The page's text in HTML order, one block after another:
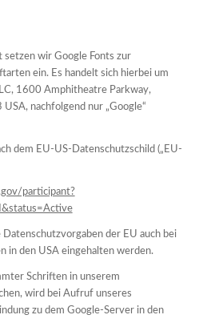
wir Google Fonts zur
ein. Es handelt sich hierbei um
1600 Amphitheatre Parkway,
nachfolgend nur „Google“
dem EU-US-Datenschutzschild („EU-
participant?
der EU auch bei
in den USA eingehalten werden.
Schriften in unserem
wird bei Aufruf unseres
zu dem Google-Server in den